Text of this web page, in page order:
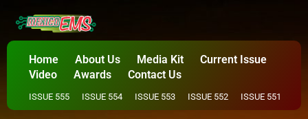
Home About Us Media Kit
Current Issue
Video
Awards Contact Us
ISSUE 555 ISSUE 554 ISSUE 553 ISSUE 552 ISSUE 551